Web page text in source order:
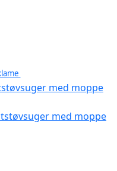
med moppe